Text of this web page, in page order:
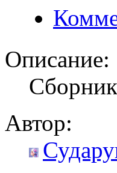
Описание:
Автор: